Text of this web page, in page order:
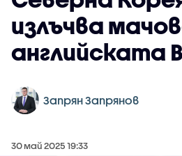
излъчва
английската
Запрян Запрянов
30 май 2025 19:33